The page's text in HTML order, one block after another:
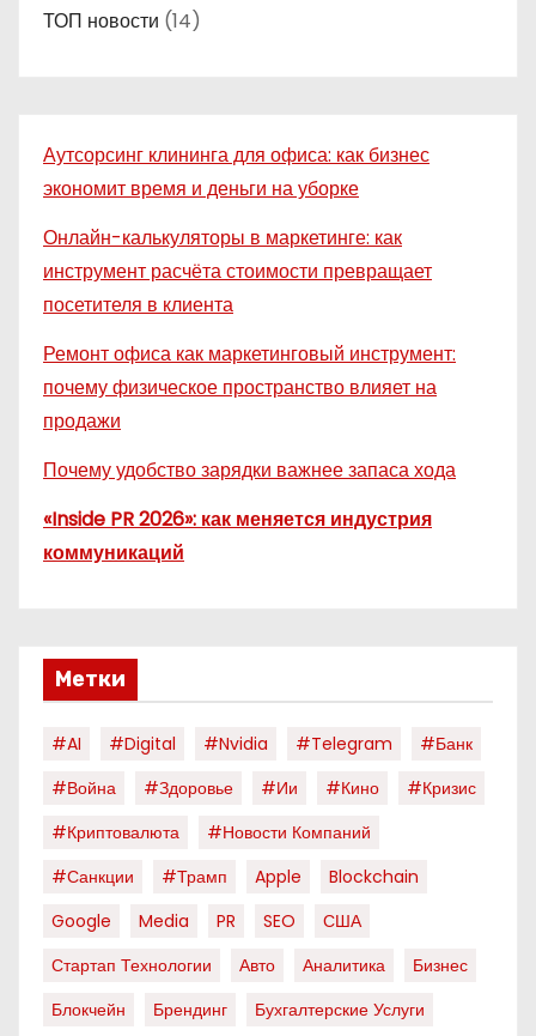
ТОП новости (14)
Аутсорсинг клининга для офиса: как бизнес
экономит время и деньги на уборке
Онлайн-калькуляторы в маркетинге: как
инструмент расчёта стоимости превращает
посетителя в клиента
Ремонт офиса как маркетинговый инструмент:
почему физическое пространство влияет на
продажи
Почему удобство зарядки важнее запаса хода
«Inside PR 2026»: как меняется индустрия
коммуникаций
Метки
#AI #digital #nvidia #telegram
#банк
#война
#здоровье #ии #кино
#кризис
#криптовалюта
#новости Компаний
#санкции
#трамп Apple
Blockchain
Google
Media PR SEO
США
Стартап Технологии
Авто Аналитика
Бизнес
Блокчейн
Брендинг
Бухгалтерские Услуги